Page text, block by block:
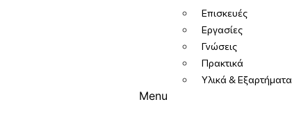
Επισκευές
Εργασίες
Γνώσεις
Πρακτικά
Υλικά & Εξαρτήματα
Menu